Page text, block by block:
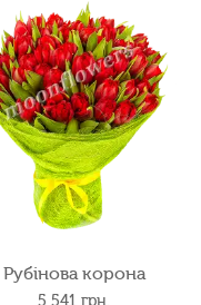
Рубінова корона
5 541 грн.